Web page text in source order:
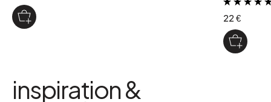
22 €
inspiration &